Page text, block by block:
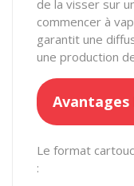
de la visser sur
commencer à
garantit une
une production
Avantages
Le format
: